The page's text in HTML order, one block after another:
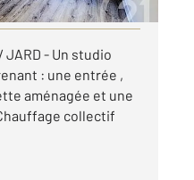
JARD - Un studio
: une entrée ,
aménagée et une
collectif